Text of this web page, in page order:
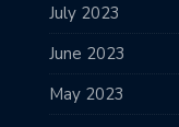
July 2023
June 2023
May 2023